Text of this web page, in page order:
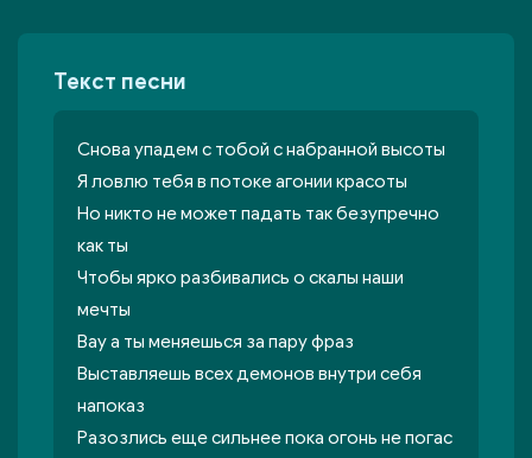
Текст песни
Снова упадем с тобой с набранной высоты
Я ловлю тебя в потоке агонии красоты
Но никто не может падать так безупречно
как ты
Чтобы ярко разбивались о скалы наши
мечты
Вау а ты меняешься за пару фраз
Выставляешь всех демонов внутри себя
напоказ
Разозлись еще сильнее пока огонь не погас